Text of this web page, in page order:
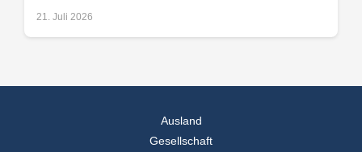
21. Juli 2026
Ausland
Gesellschaft